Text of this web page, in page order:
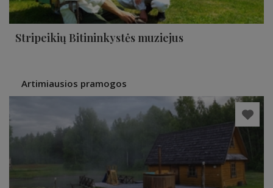
Stripeikių Bitininkystės muziejus
Artimiausios pramogos